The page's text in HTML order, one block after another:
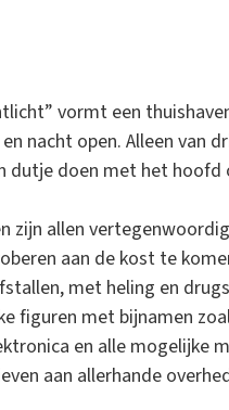
vormt een
nacht open. Alleen van
dutje doen met het hoofd
zijn allen
aan de kost te
met heling en
figuren met bijnamen
en alle mogelijke
aan allerhande